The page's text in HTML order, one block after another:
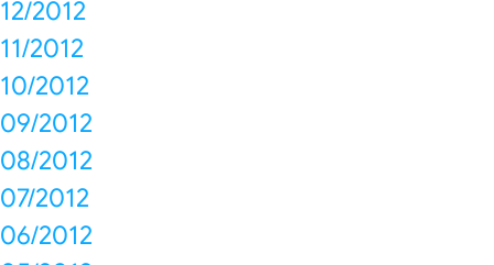
12/2012
11/2012
10/2012
09/2012
08/2012
07/2012
06/2012